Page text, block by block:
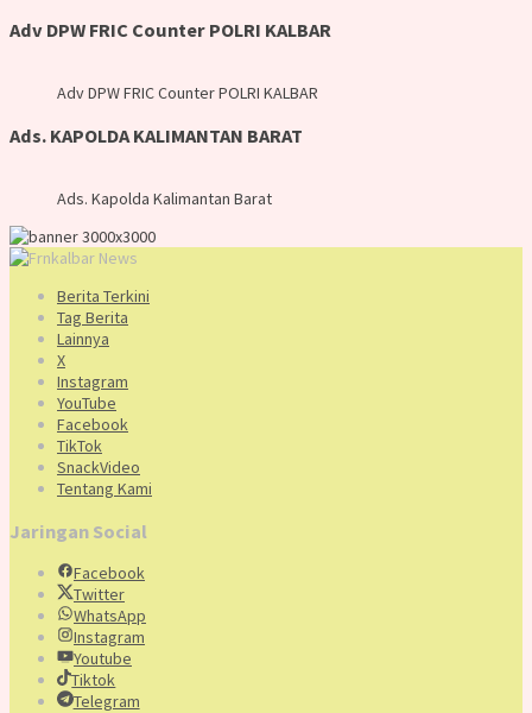
Adv DPW FRIC Counter POLRI KALBAR
Adv DPW FRIC Counter POLRI KALBAR
Ads. KAPOLDA KALIMANTAN BARAT
Ads. Kapolda Kalimantan Barat
Berita Terkini
Tag Berita
Lainnya
X
Instagram
YouTube
Facebook
TikTok
SnackVideo
Tentang Kami
Jaringan Social
Facebook
Twitter
WhatsApp
Instagram
Youtube
Tiktok
Telegram